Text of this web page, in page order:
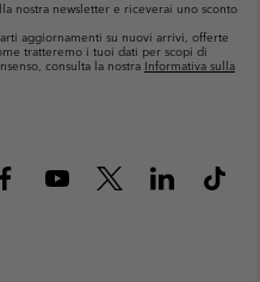
nostra newsletter e riceverai uno sconto
aggiornamenti su nuovi arrivi, offerte
tratteremo i tuoi dati per scopi di
consulta la nostra Informativa sulla